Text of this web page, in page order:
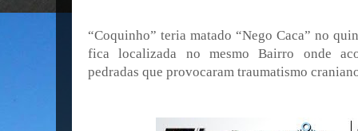
“Coquinho” teria matado “Nego Caca” no
fica localizada no mesmo Bairro onde
pedradas que provocaram traumatismo